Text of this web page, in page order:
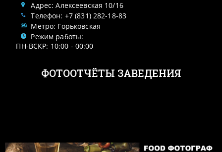
Адрес: Алексеевская 10/16
Телефон: +7 (831) 282-18-83
Метро: Горьковская
Режим работы:
ПН-ВСКР: 10:00 - 00:00
ФОТООТЧЁТЫ ЗАВЕДЕНИЯ